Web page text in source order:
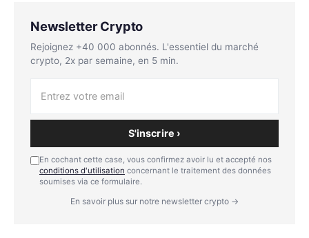
Newsletter Crypto
Rejoignez +40 000 abonnés. L'essentiel du marché
crypto, 2x par semaine, en 5 min.
S'inscrire ›
En cochant cette case, vous confirmez avoir lu et accepté nos
conditions d'utilisation concernant le traitement des données
soumises via ce formulaire.
En savoir plus sur notre newsletter crypto →